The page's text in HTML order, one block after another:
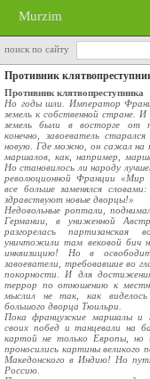
Murzim
поиск по сайту
Противник
Противник клятвопреступника
Но годы шли. Император
земель к собственной стране.
земель были в восторге от
конечно, завоеватель
новую. Где можно, он сажал на
маршалов, как, например,
Но становилось ли народу
революционной Франции
все больше заменялся
здравствуют новые дворцы!»
Недовольные роптали,
Германии, в униженной
разгорелась
уничтожили там вековой бич
инквизицию! Но в
завоеватели, требовавшие во
покорности. И для
террор по отношению к
мыслил не так, как виделось
большого дворца Тюильри.
Пока французские маршалы и
своих побед и танцевали на
картой не только Европы, но
проносились картины великого
Македонского в Индию! Но
Россию.